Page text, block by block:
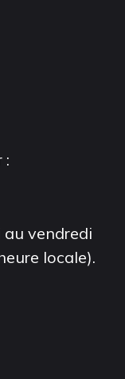
:
vendredi
locale).